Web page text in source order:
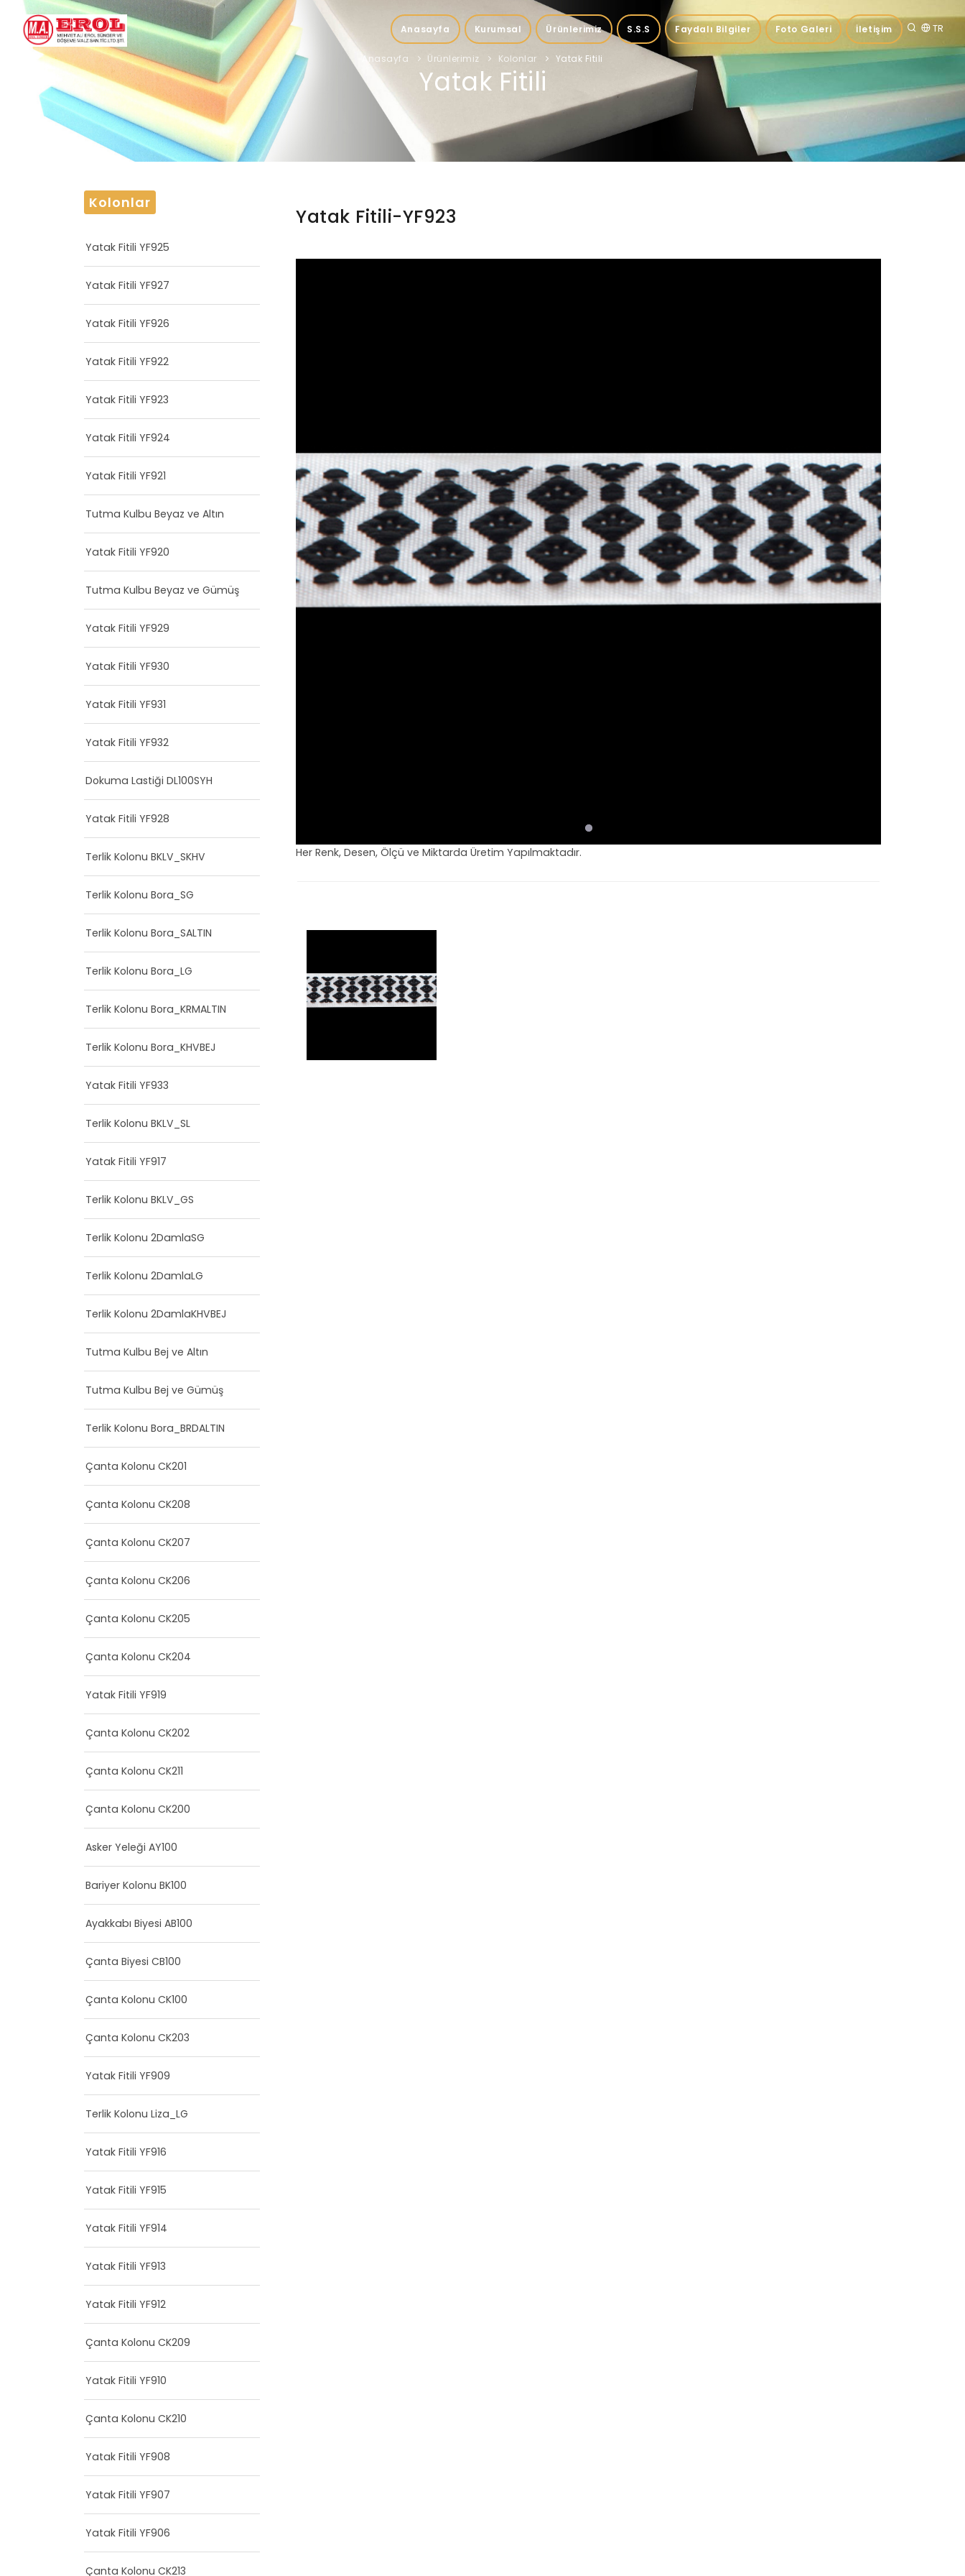
TR
Anasayfa Kurumsal Ürünlerimiz S.S.S Faydalı Bilgiler Foto Galeri İletişim
Anasayfa Ürünlerimiz Kolonlar Yatak Fitili
Yatak Fitili
Yatak Fitili-YF923
Her Renk, Desen, Ölçü ve Miktarda Üretim Yapılmaktadır.
Kolonlar
Yatak Fitili YF925
Yatak Fitili YF927
Yatak Fitili YF926
Yatak Fitili YF922
Yatak Fitili YF923
Yatak Fitili YF924
Yatak Fitili YF921
Tutma Kulbu Beyaz ve Altın
Yatak Fitili YF920
Tutma Kulbu Beyaz ve Gümüş
Yatak Fitili YF929
Yatak Fitili YF930
Yatak Fitili YF931
Yatak Fitili YF932
Dokuma Lastiği DL100SYH
Yatak Fitili YF928
Terlik Kolonu BKLV_SKHV
Terlik Kolonu Bora_SG
Terlik Kolonu Bora_SALTIN
Terlik Kolonu Bora_LG
Terlik Kolonu Bora_KRMALTIN
Terlik Kolonu Bora_KHVBEJ
Yatak Fitili YF933
Terlik Kolonu BKLV_SL
Yatak Fitili YF917
Terlik Kolonu BKLV_GS
Terlik Kolonu 2DamlaSG
Terlik Kolonu 2DamlaLG
Terlik Kolonu 2DamlaKHVBEJ
Tutma Kulbu Bej ve Altın
Tutma Kulbu Bej ve Gümüş
Terlik Kolonu Bora_BRDALTIN
Çanta Kolonu CK201
Çanta Kolonu CK208
Çanta Kolonu CK207
Çanta Kolonu CK206
Çanta Kolonu CK205
Çanta Kolonu CK204
Yatak Fitili YF919
Çanta Kolonu CK202
Çanta Kolonu CK211
Çanta Kolonu CK200
Asker Yeleği AY100
Bariyer Kolonu BK100
Ayakkabı Biyesi AB100
Çanta Biyesi CB100
Çanta Kolonu CK100
Çanta Kolonu CK203
Yatak Fitili YF909
Terlik Kolonu Liza_LG
Yatak Fitili YF916
Yatak Fitili YF915
Yatak Fitili YF914
Yatak Fitili YF913
Yatak Fitili YF912
Çanta Kolonu CK209
Yatak Fitili YF910
Çanta Kolonu CK210
Yatak Fitili YF908
Yatak Fitili YF907
Yatak Fitili YF906
Çanta Kolonu CK213